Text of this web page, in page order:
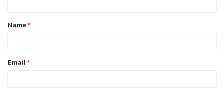
t
*Name*
Email*